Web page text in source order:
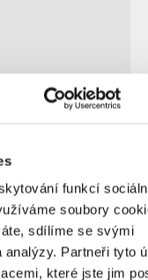
funkcí
soubory
sdílíme se svými
Partneři tyto
které jste jim